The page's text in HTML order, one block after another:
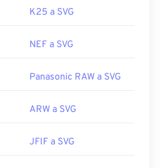
K25 a SVG
NEF a SVG
Panasonic RAW a SVG
ARW a SVG
JFIF a SVG